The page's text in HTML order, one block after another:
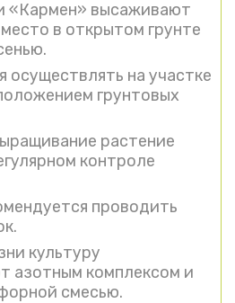
«Кармен» высаживают
в открытом грунте
осуществлять на участке
грунтовых
растение
контроле
проводить
культуру
азотным комплексом и
смесью.